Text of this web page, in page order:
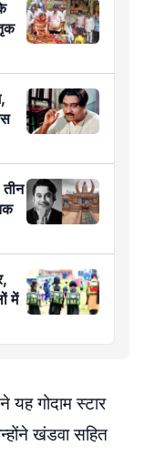
में
यह गोदाम स्टार
खंडवा सहित